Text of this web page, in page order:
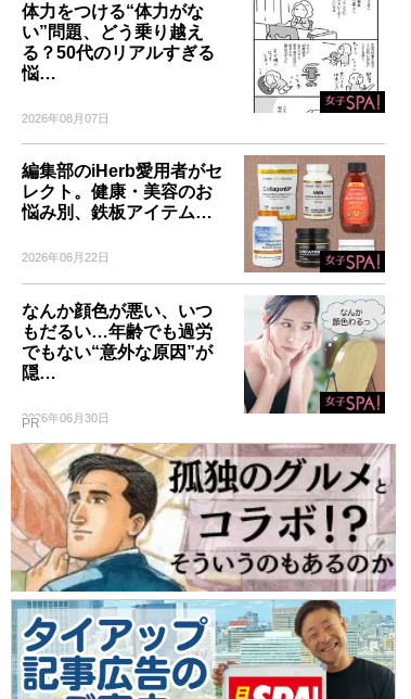
体力をつける“体力がな
い”問題、どう乗り越え
る？50代のリアルすぎる
悩…
2026年08月07日
編集部のiHerb愛用者がセ
レクト。健康・美容のお
悩み別、鉄板アイテム…
2026年06月22日
なんか顔色が悪い、いつ
もだるい…年齢でも過労
でもない“意外な原因”が
隠…
2026年06月30日
PR